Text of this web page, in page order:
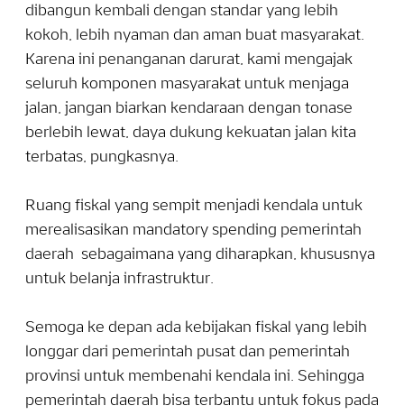
dibangun kembali dengan standar yang lebih
kokoh, lebih nyaman dan aman buat masyarakat.
Karena ini penanganan darurat, kami mengajak
seluruh komponen masyarakat untuk menjaga
jalan, jangan biarkan kendaraan dengan tonase
berlebih lewat, daya dukung kekuatan jalan kita
terbatas, pungkasnya.
Ruang fiskal yang sempit menjadi kendala untuk
merealisasikan mandatory spending pemerintah
daerah sebagaimana yang diharapkan, khususnya
untuk belanja infrastruktur.
Semoga ke depan ada kebijakan fiskal yang lebih
longgar dari pemerintah pusat dan pemerintah
provinsi untuk membenahi kendala ini. Sehingga
pemerintah daerah bisa terbantu untuk fokus pada